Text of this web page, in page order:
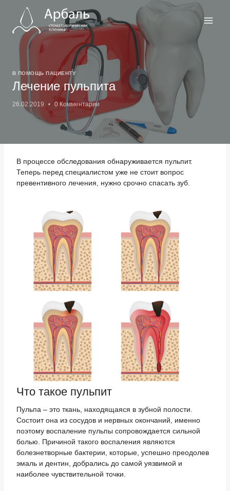
содержимому
В ПОМОЩЬ ПАЦИЕНТУ
Лечение пульпита
26.02.2019 0 Комментарии
В процессе обследования обнаруживается пульпит.
Теперь перед специалистом уже не стоит вопрос
превентивного лечения, нужно срочно спасать зуб.
Что такое пульпит
Пульпа – это ткань, находящаяся в зубной полости.
Состоит она из сосудов и нервных окончаний, именно
поэтому воспаление пульпы сопровождается сильной
болью. Причиной такого воспаления являются
болезнетворные бактерии, которые, успешно преодолев
эмаль и дентин, добрались до самой уязвимой и
наиболее чувствительной точки.